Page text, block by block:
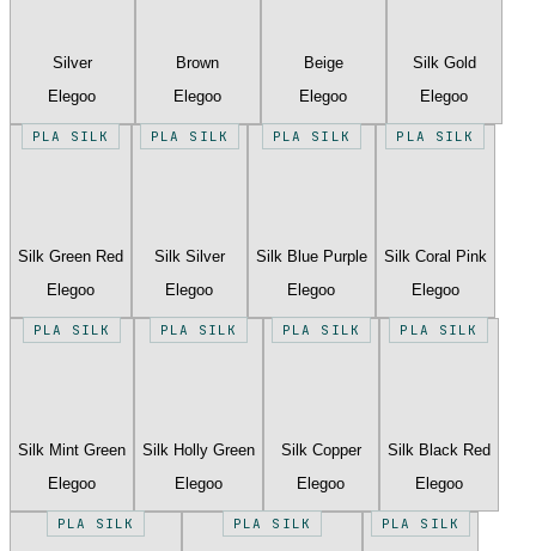
Silver
Elegoo
Brown
Elegoo
Beige
Elegoo
Silk Gold
Elegoo
PLA SILK
Silk Green Red
Elegoo
PLA SILK
Silk Silver
Elegoo
PLA SILK
Silk Blue Purple
Elegoo
PLA SILK
Silk Coral Pink
Elegoo
PLA SILK
Silk Mint Green
Elegoo
PLA SILK
Silk Holly Green
Elegoo
PLA SILK
Silk Copper
Elegoo
PLA SILK
Silk Black Red
Elegoo
PLA SILK PLA SILK PLA SILK